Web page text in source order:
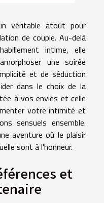
véritable atout pour
de couple. Au-delà
intime, elle
une soirée
et de séduction
dans le choix de la
à vos envies et celle
votre intimité et
sensuels ensemble.
aventure où le plaisir
sont à l'honneur.
et